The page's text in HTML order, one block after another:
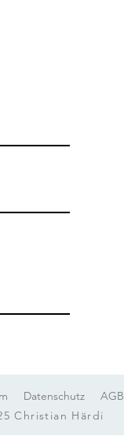
Datenschutz
AGB
Christian Härdi